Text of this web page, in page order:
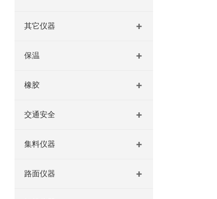
其它仪器
保温
橡胶
交通安全
集料仪器
路面仪器